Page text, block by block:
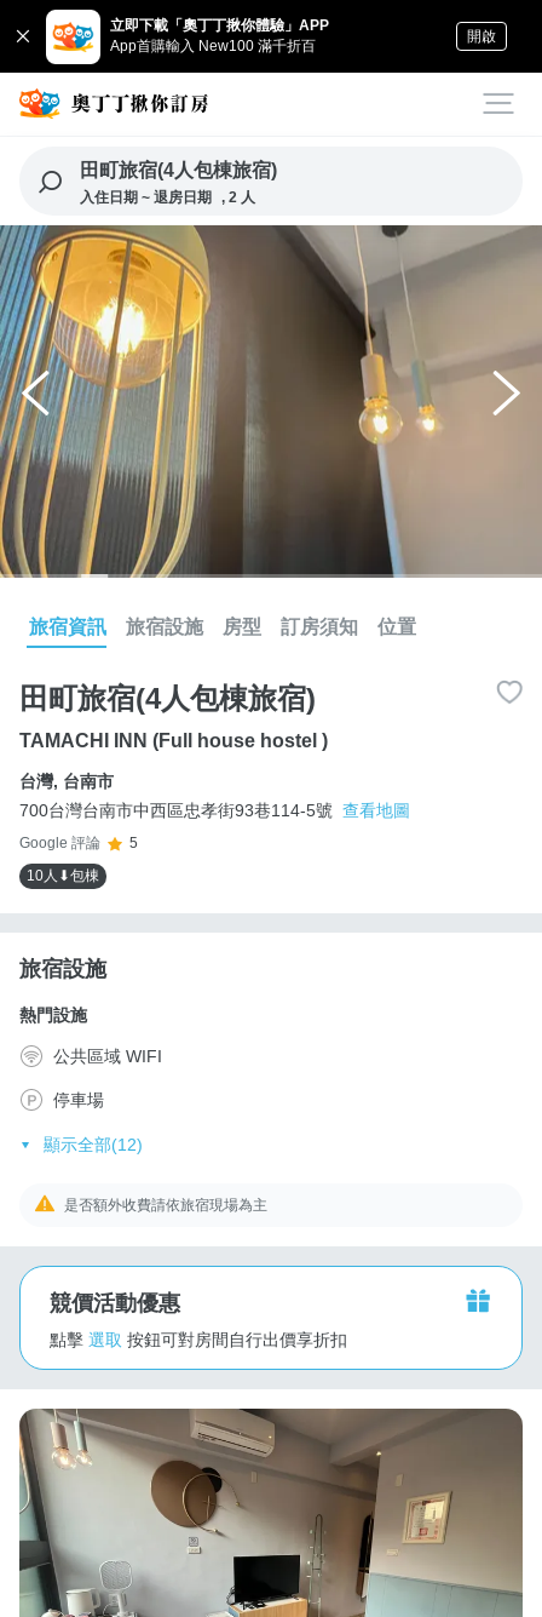
立即下載「奧丁丁揪你體驗」APP
App首購輸入 New100 滿千折百
開啟
田町旅宿(4人包棟旅宿)
入住日期 ~ 退房日期 , 2 人
旅宿資訊 旅宿設施 房型 訂房須知 位置
田町旅宿(4人包棟旅宿)
TAMACHI INN (Full house hostel )
台灣, 台南市
700台灣台南市中西區忠孝街93巷114-5號 查看地圖
Google 評論
5
10人⬇包棟
旅宿設施
熱門設施
公共區域 WIFI
停車場
顯示全部(12)
是否額外收費請依旅宿現場為主
競價活動優惠
點擊 選取 按鈕可對房間自行出價享折扣